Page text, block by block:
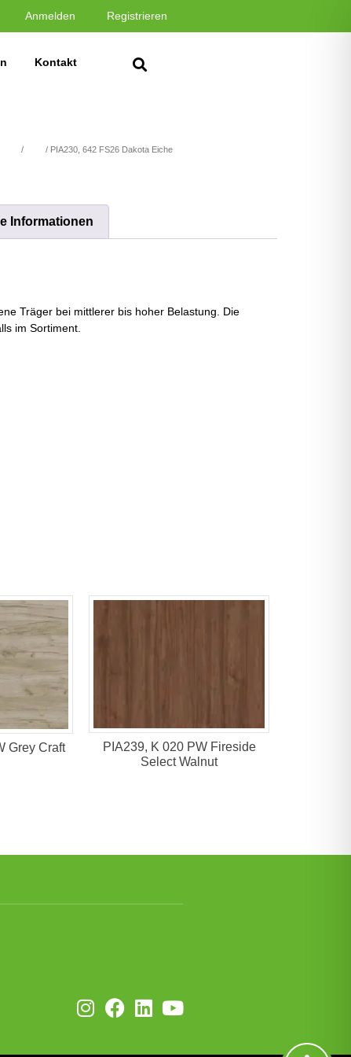
Anmelden Registrieren
Kontakt
/ / PIA230, 642 FS26 Dakota Eiche
Informationen
Träger bei mittlerer bis hoher Belastung. Die
im Sortiment.
Grey Craft
PIA239, K 020 PW Fireside
Select Walnut